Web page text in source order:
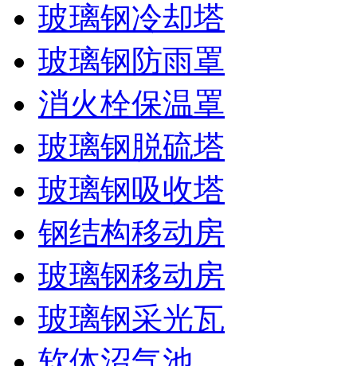
玻璃钢冷却塔
玻璃钢防雨罩
消火栓保温罩
玻璃钢脱硫塔
玻璃钢吸收塔
钢结构移动房
玻璃钢移动房
玻璃钢采光瓦